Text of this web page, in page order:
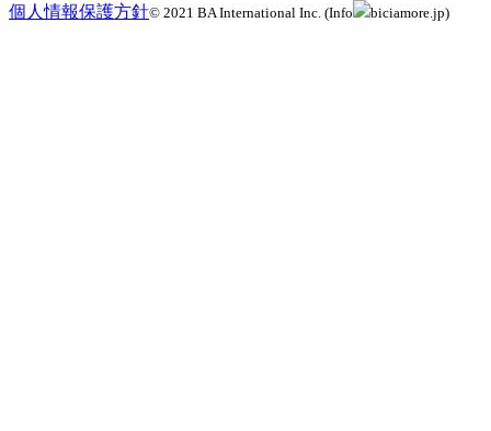
個人情報保護方針© 2021 BA International Inc. (Info biciamore.jp)